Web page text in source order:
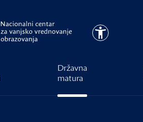
Pristupačnost
Državna
matura